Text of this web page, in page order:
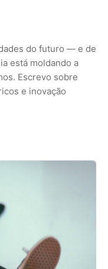
do futuro — e de
está moldando a
Escrevo sobre
e inovação